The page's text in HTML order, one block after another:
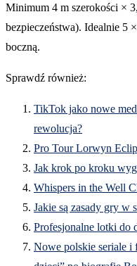
Minimum 4 m szerokości ×
bezpieczeństwa). Idealnie 5
boczną.
Sprawdź również:
TikTok jako nowe
rewolucja?
Pro Tour Lorwyn
Jak krok po kroku
Whispers in the Well
Jakie są zasady gry w
Profesjonalne lotki do
Nowe polskie seriale i